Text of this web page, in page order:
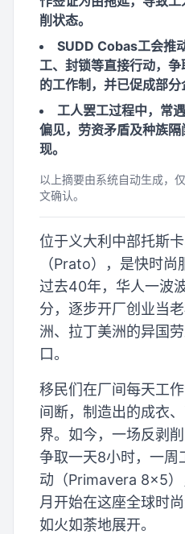
削状态。
SUDD Cobas工会推
工、封锁等直接行动，
的工作制，并已促成部分
工人罢工过程中，常
偏见，劳资矛盾及种族
现。
以上摘要由系统自动生成，
文确认。
位于义大利中部托斯
（Prato），是快时尚
过去40年，华人一波
分，逐步开厂创业当
洲、拉丁美洲的异国
口。
移民们在厂间每天工
间断，制造出的成衣
界。如今，一场反剥
争取一天8小时，一
动（Primavera 8×5
月开始在这座全球时
如火如荼地展开。